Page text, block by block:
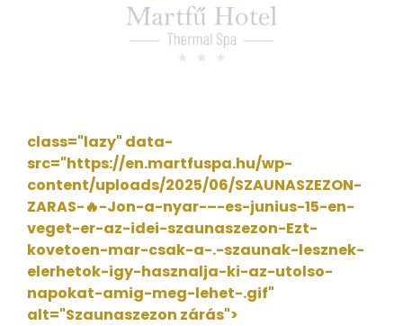
class="lazy" data-
src="https://en.martfuspa.hu/wp-
content/uploads/2025/06/SZAUNASZEZON-
ZARAS-🔥-Jon-a-nyar-–-es-junius-15-en-
veget-er-az-idei-szaunaszezon-Ezt-
kovetoen-mar-csak-a-.-szaunak-lesznek-
elerhetok-igy-hasznalja-ki-az-utolso-
napokat-amig-meg-lehet-.gif"
alt="Szaunaszezon zárás">